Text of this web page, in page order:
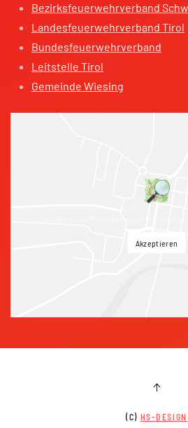
Bezirksfeuerwehrverband
Landesfeuerwehrverband Tirol
Bundesfeuerwehrverband
Leitstelle Tirol
Gemeinde Wiesing
Akzeptieren
(C) HS-DESIGN